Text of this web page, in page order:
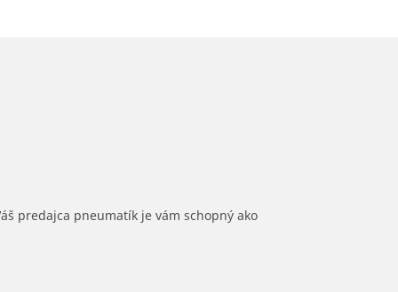
predajca pneumatík je vám schopný ako